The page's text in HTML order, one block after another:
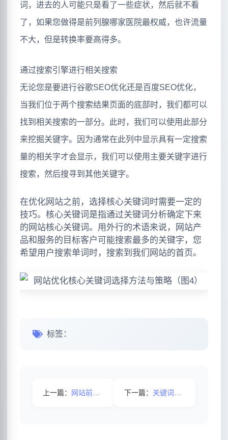
词，进去的人可能只是看了一些症状，然后就不看
了，如果您做得是前列腺哪家医院最权威，也许流量
不大，但是转换率要高得多。
通过搜索引擎进行相关搜索
无论您是要进行谷歌SEO优化还是百度SEO优化，
当我们位于两个搜索结果页面的底部时，我们都可以
找到相关搜索的一部分。此时，我们可以使用此部分
来挖掘关键字。因为通常在此列中显示具有一定搜索
量的相关字才会显示，我们可以使用主要关键字进行
搜索，然后搜寻到其他关键字。
在优化网站之前，选择核心关键词时需要一定的
技巧。核心关键词是指通过关键词分析确定下来
的网站核心关键词。用外行的术语来说，网站产
品和服务的目标客户可能搜索最多的关键字，您
希望用户搜索单词时，搜索到我们网站的首页。
标签：
上一篇： 网站前期优化技巧及核心要点 下一篇： 关键词排名下降的五大核心原因解析